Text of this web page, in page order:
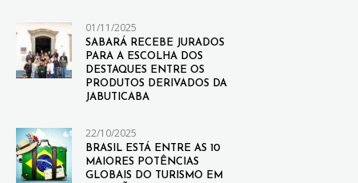
01/11/2025
SABARÁ RECEBE JURADOS
PARA A ESCOLHA DOS
DESTAQUES ENTRE OS
PRODUTOS DERIVADOS DA
JABUTICABA
22/10/2025
BRASIL ESTÁ ENTRE AS 10
MAIORES POTÊNCIAS
GLOBAIS DO TURISMO EM